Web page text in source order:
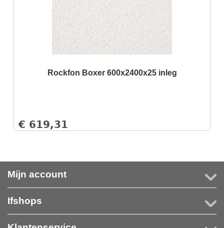
Rockfon Boxer 600x2400x25 inleg
€ 619,31
Mijn account
Ifshops